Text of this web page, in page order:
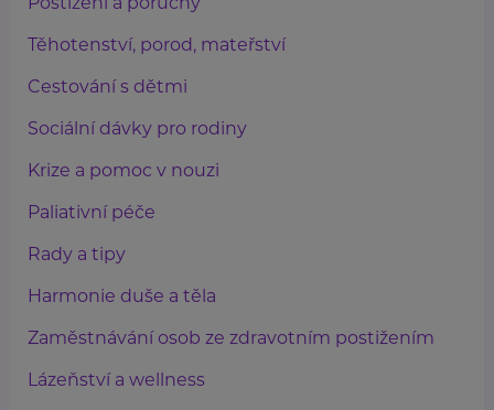
Těhotenství, porod, mateřství
Cestování s dětmi
Sociální dávky pro rodiny
Krize a pomoc v nouzi
Paliativní péče
Rady a tipy
Harmonie duše a těla
Zaměstnávání osob ze zdravotním postižením
Lázeňství a wellness